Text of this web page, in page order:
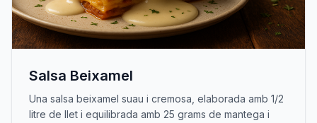
Salsa Beixamel
Una salsa beixamel suau i cremosa, elaborada amb 1/2
litre de llet i equilibrada amb 25 grams de mantega i